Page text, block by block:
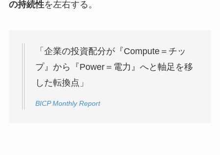
の持続性を左右する。
「企業の投資配分が『Compute＝チッ
プ』から『Power＝電力』へと軸足を移
した転換点」
BICP Monthly Report